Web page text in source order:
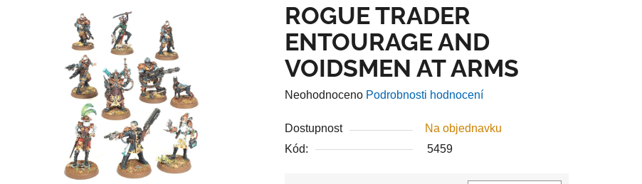
ROGUE TRADER
ENTOURAGE AND
VOIDSMEN AT ARMS
Průměrné
produktu
je
Neohodnoceno Podrobnosti hodnocení
Dostupnost
Na objednavku
Kód:
5459